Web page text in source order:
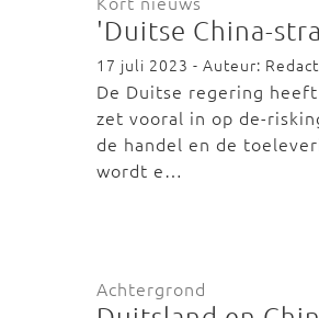
'Duitse China-
17 juli 2023 - Auteur:
De Duitse regering
zet vooral in op de-
de handel en de
wordt e…
Achtergrond